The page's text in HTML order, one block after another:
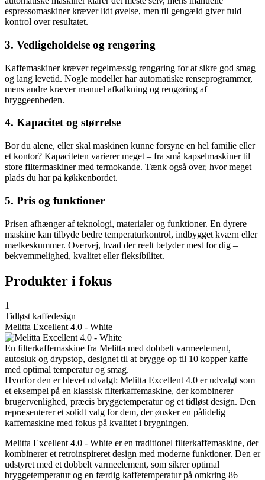
espressomaskiner kræver lidt øvelse, men til gengæld giver fuld
kontrol over resultatet.
3. Vedligeholdelse og rengøring
Kaffemaskiner kræver regelmæssig rengøring for at sikre god smag
og lang levetid. Nogle modeller har automatiske renseprogrammer,
mens andre kræver manuel afkalkning og rengøring af
bryggeenheden.
4. Kapacitet og størrelse
Bor du alene, eller skal maskinen kunne forsyne en hel familie eller
et kontor? Kapaciteten varierer meget – fra små kapselmaskiner til
store filtermaskiner med termokande. Tænk også over, hvor meget
plads du har på køkkenbordet.
5. Pris og funktioner
Prisen afhænger af teknologi, materialer og funktioner. En dyrere
maskine kan tilbyde bedre temperaturkontrol, indbygget kværn eller
mælkeskummer. Overvej, hvad der reelt betyder mest for dig –
bekvemmelighed, kvalitet eller fleksibilitet.
Produkter i fokus
1
Tidløst kaffedesign
Melitta Excellent 4.0 - White
En filterkaffemaskine fra Melitta med dobbelt varmeelement,
autosluk og drypstop, designet til at brygge op til 10 kopper kaffe
med optimal temperatur og smag.
Hvorfor den er blevet udvalgt: Melitta Excellent 4.0 er udvalgt som
et eksempel på en klassisk filterkaffemaskine, der kombinerer
brugervenlighed, præcis bryggetemperatur og et tidløst design. Den
repræsenterer et solidt valg for dem, der ønsker en pålidelig
kaffemaskine med fokus på kvalitet i brygningen.
Melitta Excellent 4.0 - White er en traditionel filterkaffemaskine, der
kombinerer et retroinspireret design med moderne funktioner. Den er
udstyret med et dobbelt varmeelement, som sikrer optimal
bryggetemperatur og en færdig kaffetemperatur på omkring 86